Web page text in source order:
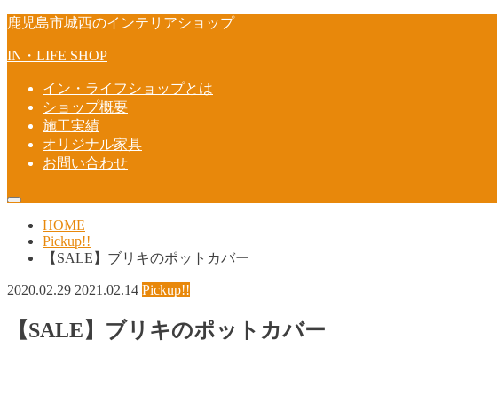
鹿児島市城西のインテリアショップ
IN・LIFE SHOP
イン・ライフショップとは
ショップ概要
施工実績
オリジナル家具
お問い合わせ
HOME
Pickup!!
【SALE】ブリキのポットカバー
2020.02.29 2021.02.14 Pickup!!
【SALE】ブリキのポットカバー